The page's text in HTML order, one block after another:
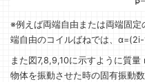
※例えば両端自由または両端固
端自由のコイルばねでは、
また図7,8,9,10に示すように質量
物体を振動させた時の固有振動